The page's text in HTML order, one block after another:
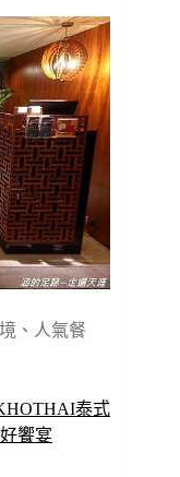
、人氣餐
泰式
饗宴